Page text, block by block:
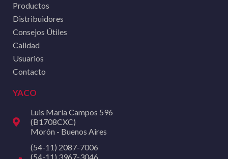
Productos
Distribuidores
Consejos Útiles
Calidad
Usuarios
Contacto
YACO
Luis María Campos 596
(B1708CXC)
Morón - Buenos Aires
(54-11) 2087-7006
(54-11) 3967-3046